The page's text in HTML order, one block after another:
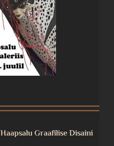
Haapsalu Graafilise Disaini